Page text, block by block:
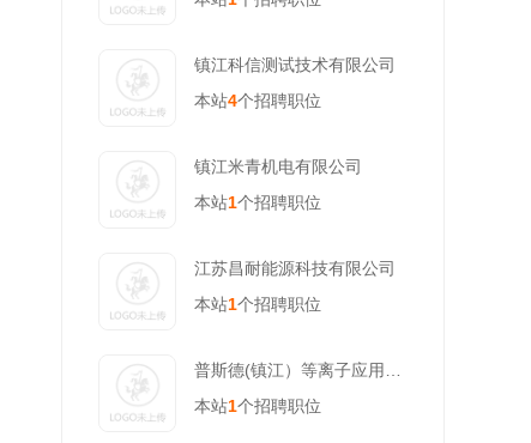
镇江科信测试技术有限公司
本站4个招聘职位
镇江米青机电有限公司
本站1个招聘职位
江苏昌耐能源科技有限公司
本站1个招聘职位
本站1个招聘职位